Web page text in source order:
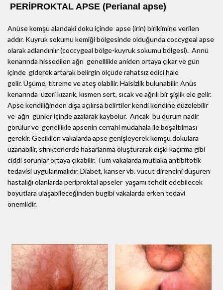
PERİPROKTAL APSE (Perianal apse)
Anüse komşu alandaki doku içinde apse (irin) birikimine verilen
addır. Kuyruk sokumu kemiği bölgesinde olduğunda coccygeal apse
olarak adlandırılır (coccygeal bölge-kuyruk sokumu bölgesi). Annü
kenarında hissedilen ağrı genelllikle aniden ortaya çıkar ve gün
içinde giderek artarak belirgin ölçüde rahatsız edici hale
gelir. Üşüme, titreme ve ateş olabilir. Halsizlik bulunabilir. Anüs
kenarında üzeri kızarık, kısmen sert, sıcak ve ağrılı bir şişlik ele gelir.
Apse kendiliğinden dışa açılırsa belirtiler kendi kendine düzelebilir
ve ağrı günler içinde azalarak kaybolur. Ancak bu durum nadir
görülür ve genellikle apsenin cerrahi müdahala ile boşaltılması
gerekir. Gecikilen vakalarda apse genişleyerek komşu dokulara
uzanabilir, sfinkterlerde hasarlanma oluşturarak dışkı kaçırma gibi
ciddi sorunlar ortaya çıkabilir. Tüm vakalarda mutlaka antibitotik
tedavisi uygulanmalıdır. Diabet, kanser vb. vücut direncini düşüren
hastalığı olanlarda periproktal apseler yaşamı tehdit edebilecek
boyutlara ulaşabileceğinden bugibi vakalarda erken tedavi
önemlidir.